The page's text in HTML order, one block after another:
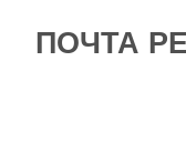
ПОЧТА